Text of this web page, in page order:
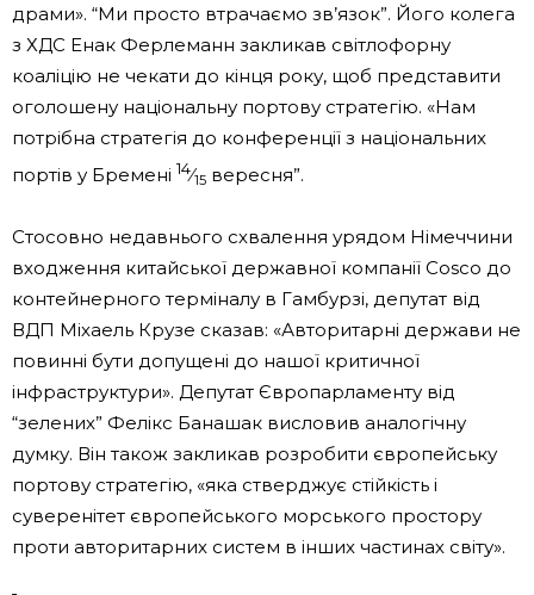
драми». “Ми просто втрачаємо зв’язок”. Його колега
з ХДС Енак Ферлеманн закликав світлофорну
коаліцію не чекати до кінця року, щоб представити
оголошену національну портову стратегію. «Нам
потрібна стратегія до конференції з національних
портів у Бремені 14⁄15 вересня”.
Стосовно недавнього схвалення урядом Німеччини
входження китайської державної компанії Cosco до
контейнерного терміналу в Гамбурзі, депутат від
ВДП Міхаель Крузе сказав: «Авторитарні держави не
повинні бути допущені до нашої критичної
інфраструктури». Депутат Європарламенту від
“зелених” Фелікс Банашак висловив аналогічну
думку. Він також закликав розробити європейську
портову стратегію, «яка стверджує стійкість і
суверенітет європейського морського простору
проти авторитарних систем в інших частинах світу».